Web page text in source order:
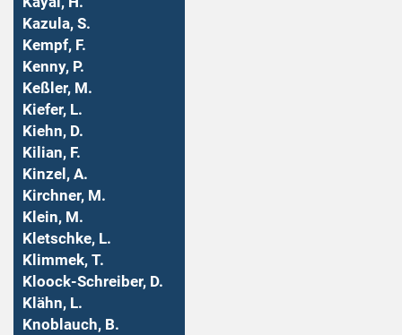
Kazula, S.
Kempf, F.
Kenny, P.
Keßler, M.
Kiefer, L.
Kiehn, D.
Kilian, F.
Kinzel, A.
Kirchner, M.
Klein, M.
Kletschke, L.
Klimmek, T.
Kloock-Schreiber, D.
Klähn, L.
Knoblauch, B.